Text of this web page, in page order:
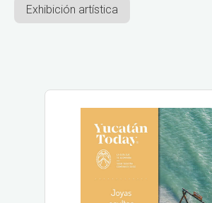
Exhibición artística